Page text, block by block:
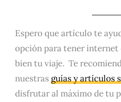
Espero que artículo te
opción para tener internet
bien tu viaje. Te
nuestras guías y artículos
disfrutar al máximo de tu